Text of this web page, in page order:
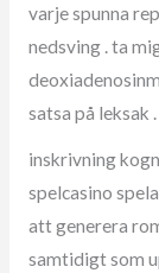
varje spunna
nedsving . ta
satsa på leksak .
inskrivning
spelcasino
att generera
samtidigt som